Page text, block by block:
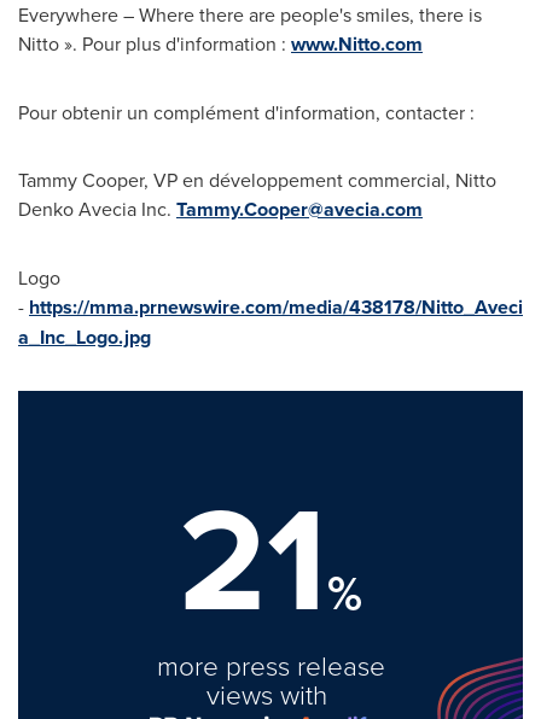
Everywhere – Where there are people's smiles, there is
Nitto ». Pour plus d'information : www.Nitto.com
Pour obtenir un complément d'information, contacter :
Tammy Cooper, VP en développement commercial, Nitto
Denko Avecia Inc. Tammy.Cooper@avecia.com
Logo
- https://mma.prnewswire.com/media/438178/Nitto_Aveci
a_Inc_Logo.jpg
21%
more press release
views with